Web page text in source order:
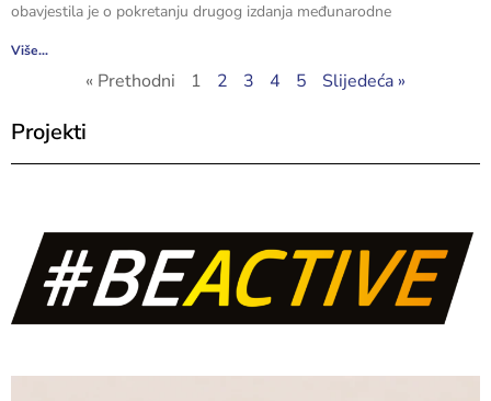
obavjestila je o pokretanju drugog izdanja međunarodne
Više...
« Prethodni 1 2 3 4 5 Slijedeća »
Projekti